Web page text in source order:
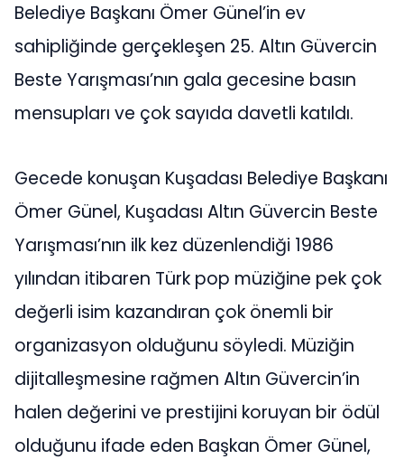
Belediye Başkanı Ömer Günel’in ev
sahipliğinde gerçekleşen 25. Altın Güvercin
Beste Yarışması’nın gala gecesine basın
mensupları ve çok sayıda davetli katıldı.
Gecede konuşan Kuşadası Belediye Başkanı
Ömer Günel, Kuşadası Altın Güvercin Beste
Yarışması’nın ilk kez düzenlendiği 1986
yılından itibaren Türk pop müziğine pek çok
değerli isim kazandıran çok önemli bir
organizasyon olduğunu söyledi. Müziğin
dijitalleşmesine rağmen Altın Güvercin’in
halen değerini ve prestijini koruyan bir ödül
olduğunu ifade eden Başkan Ömer Günel,